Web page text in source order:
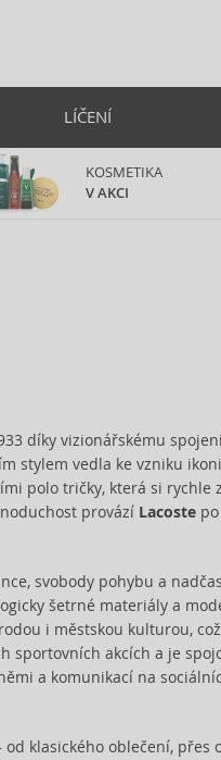
LÍČENÍ
KOSMETIKA
V AKCI
díky vizionářskému
stylem vedla ke vzniku
polo tričky, která si rychle
provází Lacostepo
svobody pohybu a
šetrné materiály a
i městskou kulturou,
sportovních akcích a je
a komunikací na
klasického oblečení, přes